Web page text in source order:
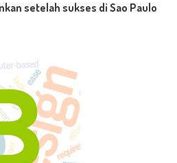
setelah sukses di Sao Paulo